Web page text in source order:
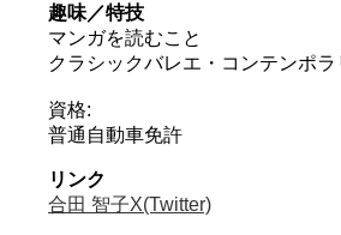
趣味／特技
マンガを読むこと
クラシックバレエ・コンテンポラ
資格:
普通自動車免許
リンク
合田 智子X(Twitter)